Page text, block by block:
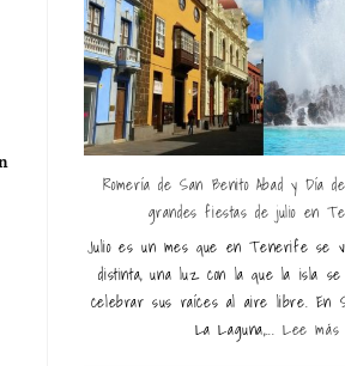
Romería de San Benito Abad y Día
grandes fiestas de julio en
Julio es un mes que en Tenerife se
distinta, una luz con la que la isla
celebrar sus raíces al aire libre. En
La Laguna,...Lee más